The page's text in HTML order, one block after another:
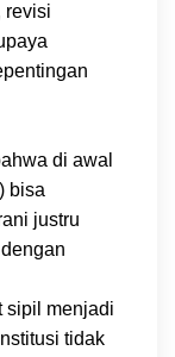
revisi
di awal
bisa
justru
sipil menjadi
tidak